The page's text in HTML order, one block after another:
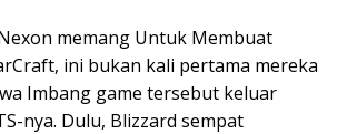
memang Untuk Membuat
ini bukan kali pertama mereka
Imbang game tersebut keluar
nya. Dulu, Blizzard sempat